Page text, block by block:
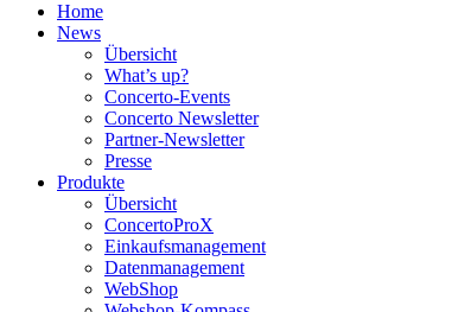
Home
News
Übersicht
What’s up?
Concerto-Events
Concerto Newsletter
Partner-Newsletter
Presse
Produkte
Übersicht
ConcertoProX
Einkaufsmanagement
Datenmanagement
WebShop